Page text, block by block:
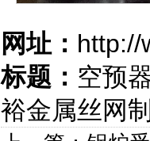
网址： http://
标题： 空预
裕金属丝网